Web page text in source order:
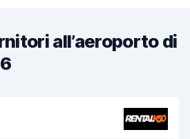
all’aeroporto di